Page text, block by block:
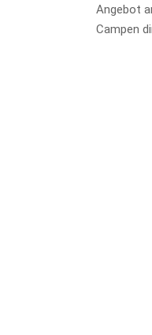
Angebot
Campen